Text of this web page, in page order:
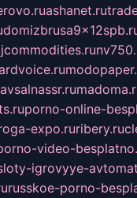
ashanet.ru
porno-online-
expo.ruribery.ru
video-
igrovyye-
russkoe-porno-